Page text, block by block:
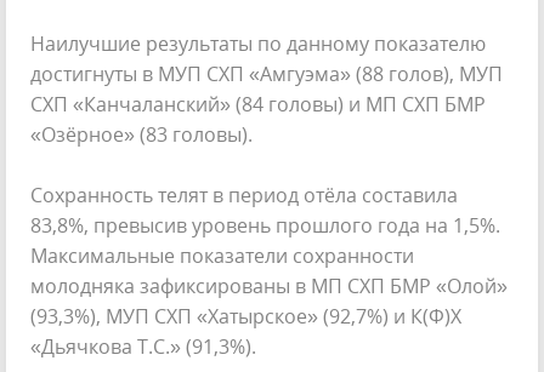
Наилучшие результаты по данному показателю
достигнуты в МУП СХП «Амгуэма» (88 голов), МУП
СХП «Канчаланский» (84 головы) и МП СХП БМР
«Озёрное» (83 головы).
Сохранность телят в период отёла составила
83,8%, превысив уровень прошлого года на 1,5%.
Максимальные показатели сохранности
молодняка зафиксированы в МП СХП БМР «Олой»
(93,3%), МУП СХП «Хатырское» (92,7%) и К(Ф)Х
«Дьячкова Т.С.» (91,3%).